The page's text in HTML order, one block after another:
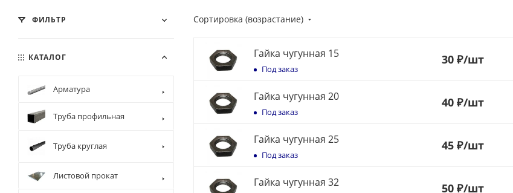
Сортировка (возрастание)
Гайка чугунная 15
Под заказ
30 ₽/шт
Гайка чугунная 20
Под заказ
40 ₽/шт
Гайка чугунная 25
Под заказ
45 ₽/шт
Гайка чугунная 32 50 ₽/шт
ФИЛЬТР
КАТАЛОГ
Арматура
Труба профильная
Труба круглая
Листовой прокат